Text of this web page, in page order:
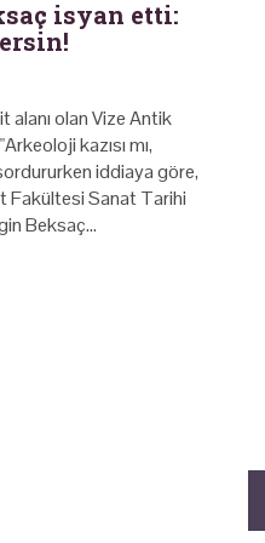
isyan etti:
alanı olan Vize Antik
kazısı mı,
iddiaya göre,
Fakültesi Sanat Tarihi
Beksaç…